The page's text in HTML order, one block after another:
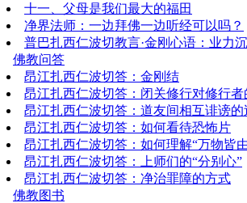
十一、父母是我们最大的福田
净界法师：一边拜佛一边听经可以吗？
普巴扎西仁波切教言·金刚心语：业力
佛教问答
昂江扎西仁波切答：金刚结
昂江扎西仁波切答：闭关修行对修行者
昂江扎西仁波切答：道友间相互诽谤的
昂江扎西仁波切答：如何看待恐怖片
昂江扎西仁波切答：如何理解“万物皆
昂江扎西仁波切答：上师们的“分别心”
昂江扎西仁波切答：净治罪障的方式
佛教图书